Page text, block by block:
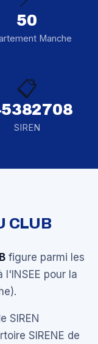
50
Manche
📋
SIREN
CLUB
figure parmi les
pour la
SIREN
SIRENE de